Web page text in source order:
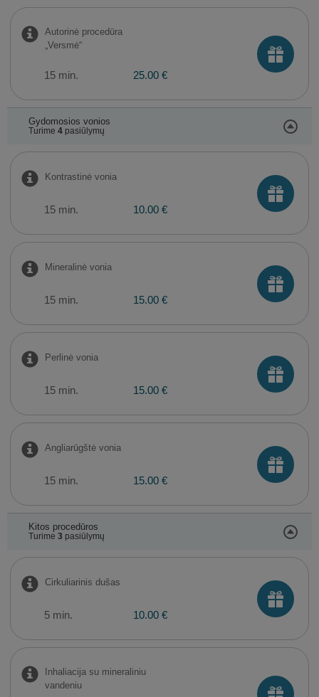
Autorinė procedūra
„Versmė“
15 min. 25.00 €
Gydomosios vonios
Turime 4pasiūlymų
Kontrastinė vonia
15 min. 10.00 €
Mineralinė vonia
15 min. 15.00 €
Perlinė vonia
15 min. 15.00 €
Angliarūgštė vonia
15 min. 15.00 €
Kitos procedūros
Turime 3 pasiūlymų
Cirkuliarinis dušas
5 min. 10.00 €
Inhaliacija su mineraliniu
vandeniu